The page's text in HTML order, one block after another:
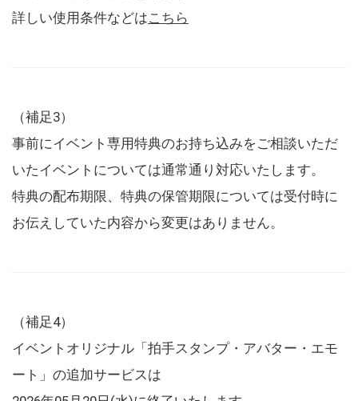
詳しい使用条件などはこちら
（補足3）
事前にイベント専用特典のお持ち込みをご相談いただ
いたイベントについては通常通り対応いたします。
特典の配布期限、特典の保管期限については受付時に
お伝えしていた内容から変更はありません。
（補足4）
イベントオリジナル「拍手スタンプ・アバター・エモ
ート」の追加サービスは